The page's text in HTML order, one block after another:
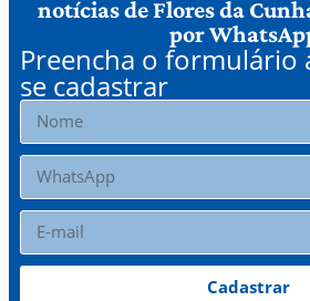
notícias de Flores da
por
Preencha o formulário
se cadastrar
Cadastrar